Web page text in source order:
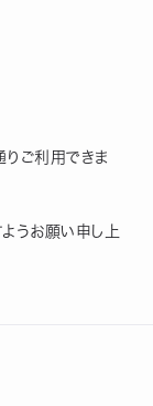
りご利用できま
うお願い申し上